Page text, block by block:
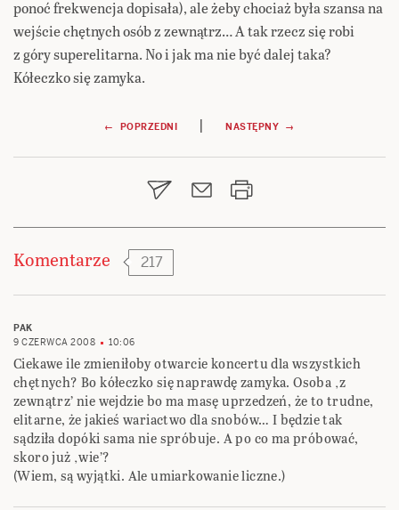
ponoć frekwencja dopisała), ale żeby chociaż była szansa na
wejście chętnych osób z zewnątrz… A tak rzecz się robi
z góry superelitarna. No i jak ma nie być dalej taka?
Kółeczko się zamyka.
Nawigacja
wpisu
← POPRZEDNI | NASTĘPNY →
Komentarze 217
PAK
9 CZERWCA 2008
10:06
Ciekawe ile zmieniłoby otwarcie koncertu dla wszystkich
chętnych? Bo kółeczko się naprawdę zamyka. Osoba ‚z
zewnątrz’ nie wejdzie bo ma masę uprzedzeń, że to trudne,
elitarne, że jakieś wariactwo dla snobów… I będzie tak
sądziła dopóki sama nie spróbuje. A po co ma próbować,
skoro już ‚wie’?
(Wiem, są wyjątki. Ale umiarkowanie liczne.)